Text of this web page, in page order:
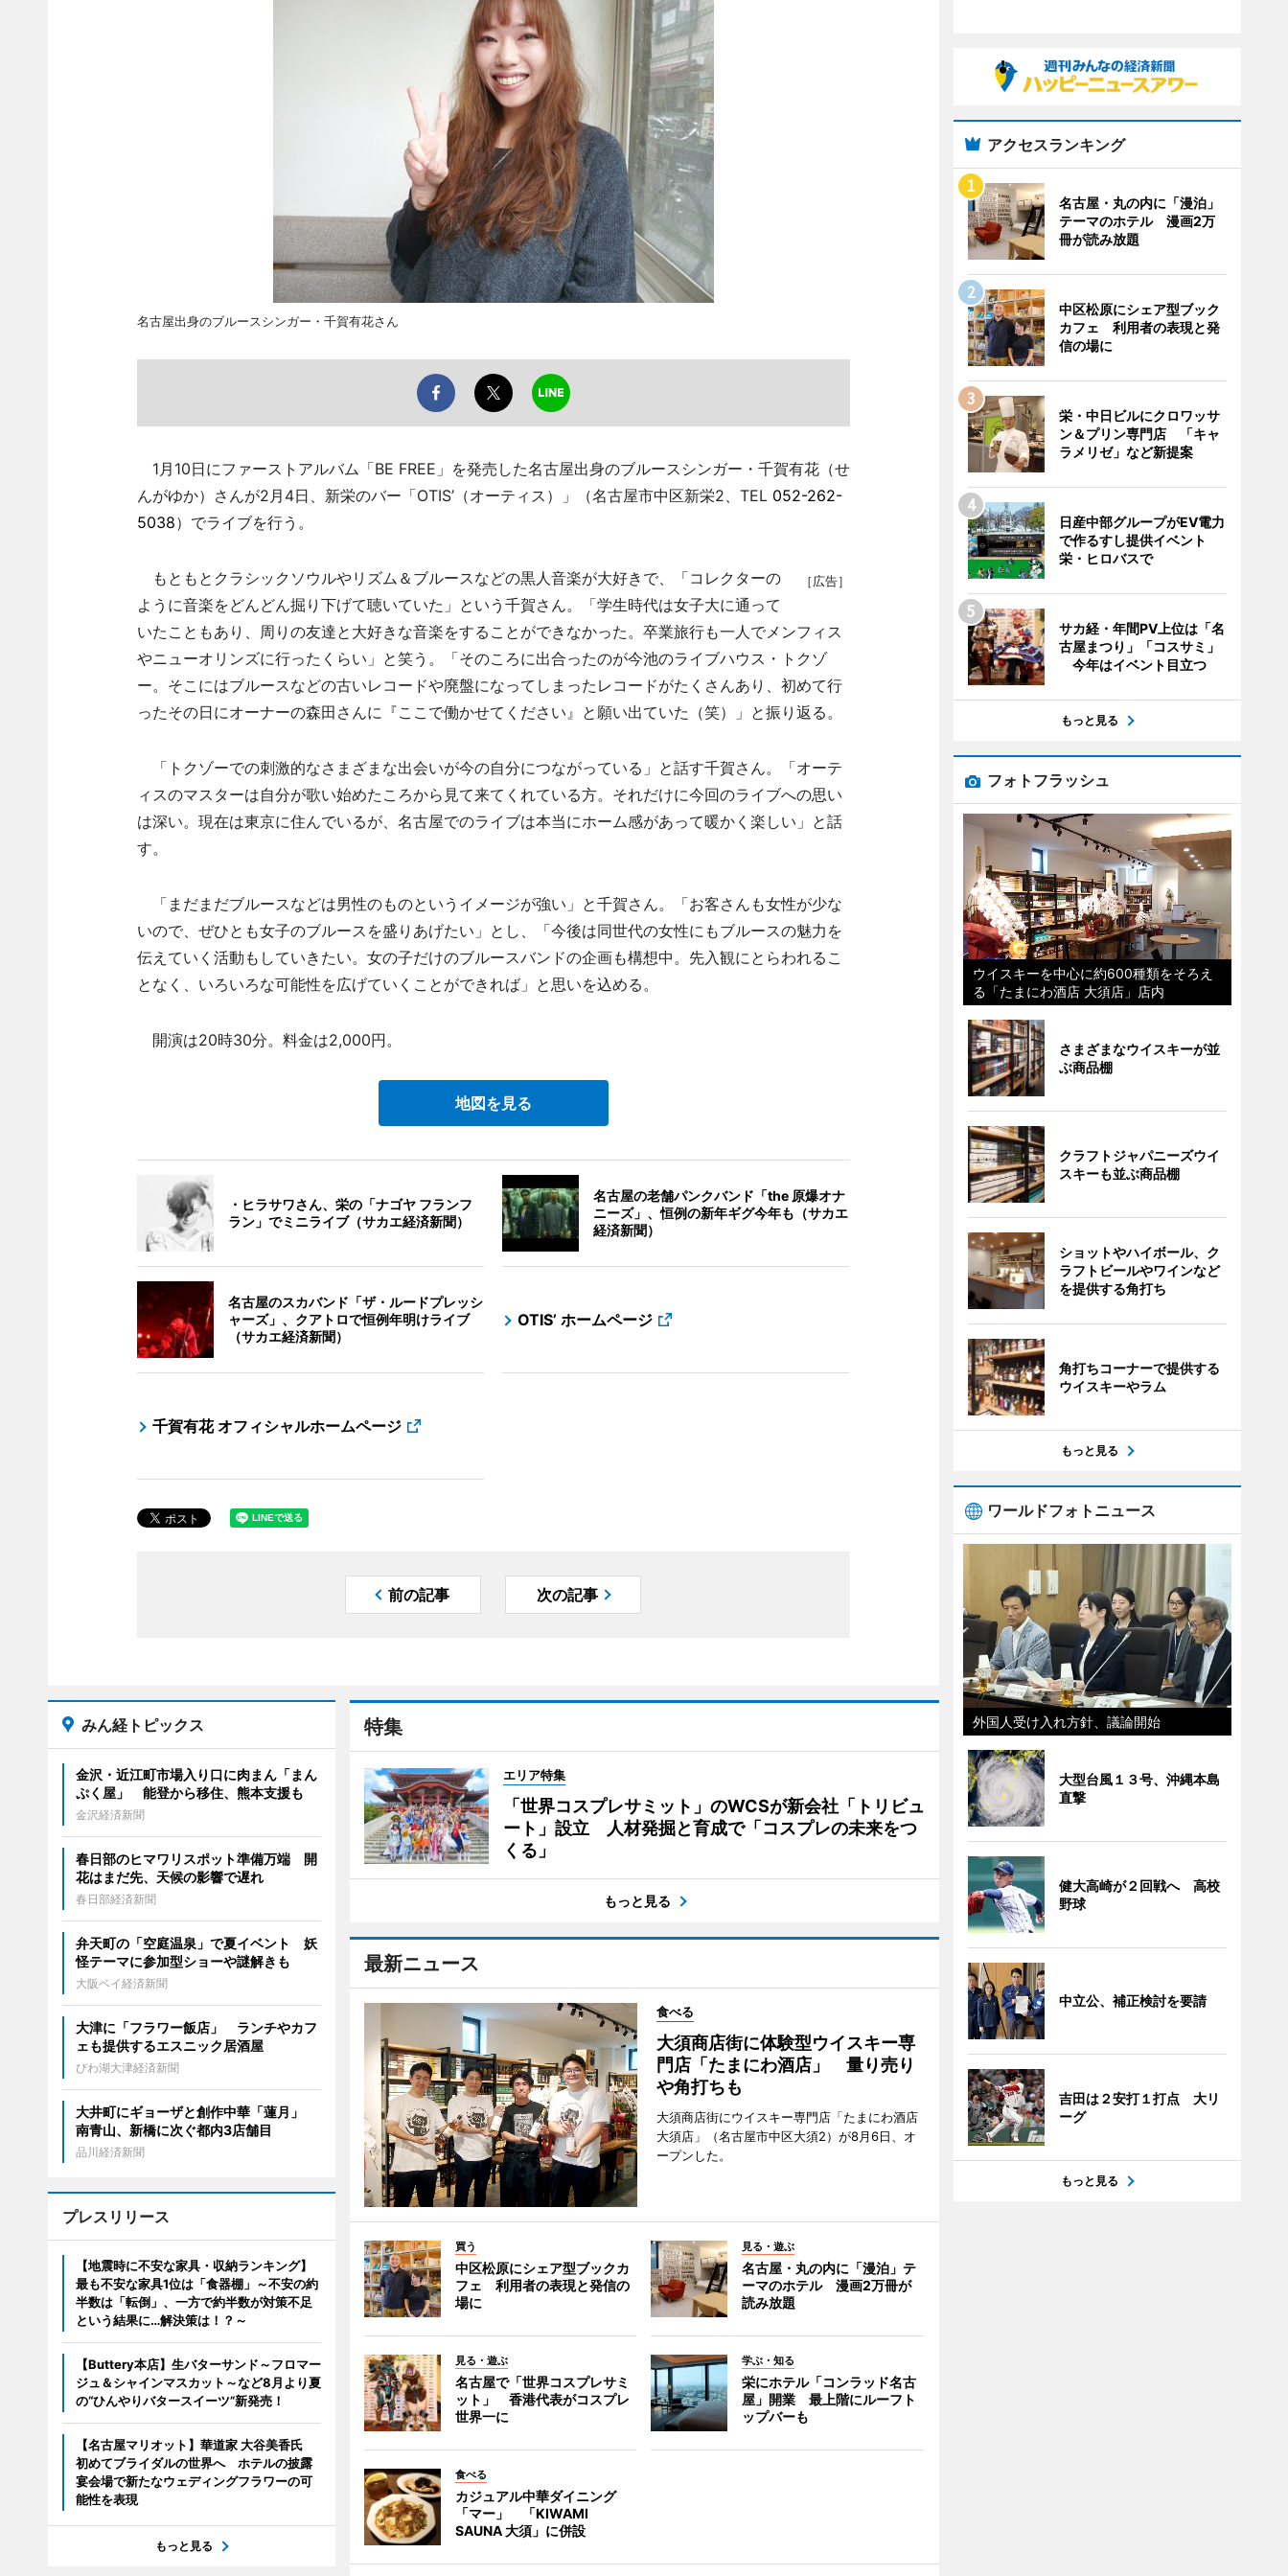
名古屋出身のブルースシンガー・千賀有花さん
1月10日にファーストアルバム「BE FREE」を発売した名古屋出身のブルースシンガー・千賀有花（せ
んがゆか）さんが2月4日、新栄のバー「OTIS’（オーティス）」（名古屋市中区新栄2、TEL 052-262-
5038）でライブを行う。
［広告］
もともとクラシックソウルやリズム＆ブルースなどの黒人音楽が大好きで、「コレクターの
ように音楽をどんどん掘り下げて聴いていた」という千賀さん。「学生時代は女子大に通って
いたこともあり、周りの友達と大好きな音楽をすることができなかった。卒業旅行も一人でメンフィス
やニューオリンズに行ったくらい」と笑う。「そのころに出合ったのが今池のライブハウス・トクゾ
ー。そこにはブルースなどの古いレコードや廃盤になってしまったレコードがたくさんあり、初めて行
ったその日にオーナーの森田さんに『ここで働かせてください』と願い出ていた（笑）」と振り返る。
「トクゾーでの刺激的なさまざまな出会いが今の自分につながっている」と話す千賀さん。「オーテ
ィスのマスターは自分が歌い始めたころから見て来てくれている方。それだけに今回のライブへの思い
は深い。現在は東京に住んでいるが、名古屋でのライブは本当にホーム感があって暖かく楽しい」と話
す。
「まだまだブルースなどは男性のものというイメージが強い」と千賀さん。「お客さんも女性が少な
いので、ぜひとも女子のブルースを盛りあげたい」とし、「今後は同世代の女性にもブルースの魅力を
伝えていく活動もしていきたい。女の子だけのブルースバンドの企画も構想中。先入観にとらわれるこ
となく、いろいろな可能性を広げていくことができれば」と思いを込める。
開演は20時30分。料金は2,000円。
地図を見る
・ヒラサワさん、栄の「ナゴヤ フランフ
ラン」でミニライブ（サカエ経済新聞）
名古屋の老舗パンクバンド「the 原爆オナ
ニーズ」、恒例の新年ギグ今年も（サカエ
経済新聞）
名古屋のスカバンド「ザ・ルードプレッシ
ャーズ」、クアトロで恒例年明けライブ
（サカエ経済新聞）
OTIS’ ホームページ
千賀有花 オフィシャルホームページ
前の記事 次の記事
特集
エリア特集
「世界コスプレサミット」のWCSが新会社「トリビュ
ート」設立 人材発掘と育成で「コスプレの未来をつ
くる」
もっと見る
最新ニュース
食べる
大須商店街に体験型ウイスキー専
門店「たまにわ酒店」 量り売り
や角打ちも
大須商店街にウイスキー専門店「たまにわ酒店
大須店」（名古屋市中区大須2）が8月6日、オ
ープンした。
買う
中区松原にシェア型ブックカ
フェ 利用者の表現と発信の
場に
見る・遊ぶ
名古屋・丸の内に「漫泊」テ
ーマのホテル 漫画2万冊が
読み放題
見る・遊ぶ
名古屋で「世界コスプレサミ
ット」 香港代表がコスプレ
世界一に
学ぶ・知る
栄にホテル「コンラッド名古
屋」開業 最上階にルーフト
ップバーも
食べる
カジュアル中華ダイニング
「マー」 「KIWAMI
SAUNA 大須」に併設
みん経トピックス
金沢・近江町市場入り口に肉まん「まん
ぷく屋」 能登から移住、熊本支援も
金沢経済新聞
春日部のヒマワリスポット準備万端 開
花はまだ先、天候の影響で遅れ
春日部経済新聞
弁天町の「空庭温泉」で夏イベント 妖
怪テーマに参加型ショーや謎解きも
大阪ベイ経済新聞
大津に「フラワー飯店」 ランチやカフ
ェも提供するエスニック居酒屋
びわ湖大津経済新聞
大井町にギョーザと創作中華「蓮月」
南青山、新橋に次ぐ都内3店舗目
品川経済新聞
プレスリリース
【地震時に不安な家具・収納ランキング】
最も不安な家具1位は「食器棚」～不安の約
半数は「転倒」、一方で約半数が対策不足
という結果に…解決策は！？～
【Buttery本店】生バターサンド～フロマー
ジュ＆シャインマスカット～など8月より夏
の“ひんやりバタースイーツ”新発売！
【名古屋マリオット】華道家 大谷美香氏
初めてブライダルの世界へ ホテルの披露
宴会場で新たなウェディングフラワーの可
能性を表現
もっと見る
アクセスランキング
名古屋・丸の内に「漫泊」
テーマのホテル 漫画2万
冊が読み放題
中区松原にシェア型ブック
カフェ 利用者の表現と発
信の場に
栄・中日ビルにクロワッサ
ン＆プリン専門店 「キャ
ラメリゼ」など新提案
日産中部グループがEV電力
で作るすし提供イベント
栄・ヒロバスで
サカ経・年間PV上位は「名
古屋まつり」「コスサミ」
今年はイベント目立つ
もっと見る
フォトフラッシュ
ウイスキーを中心に約600種類をそろえ
る「たまにわ酒店 大須店」店内
さまざまなウイスキーが並
ぶ商品棚
クラフトジャパニーズウイ
スキーも並ぶ商品棚
ショットやハイボール、ク
ラフトビールやワインなど
を提供する角打ち
角打ちコーナーで提供する
ウイスキーやラム
もっと見る
ワールドフォトニュース
外国人受け入れ方針、議論開始
大型台風１３号、沖縄本島
直撃
健大高崎が２回戦へ 高校
野球
中立公、補正検討を要請
吉田は２安打１打点 大リ
ーグ
もっと見る